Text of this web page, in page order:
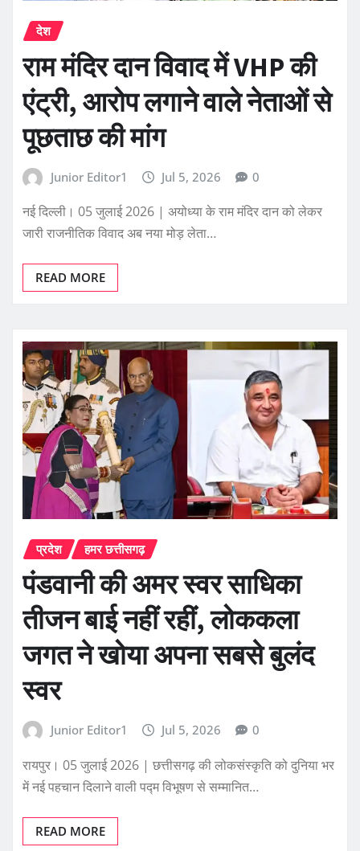
देश
राम मंदिर दान विवाद में VHP की
एंट्री, आरोप लगाने वाले नेताओं से
पूछताछ की मांग
Junior Editor1 Jul 5, 2026 0
नई दिल्ली। 05 जुलाई 2026 | अयोध्या के राम मंदिर दान को लेकर
जारी राजनीतिक विवाद अब नया मोड़ लेता…
READ MORE
प्रदेश हमर छत्तीसगढ़
पंडवानी की अमर स्वर साधिका
तीजन बाई नहीं रहीं, लोककला
जगत ने खोया अपना सबसे बुलंद
स्वर
Junior Editor1 Jul 5, 2026 0
रायपुर। 05 जुलाई 2026 | छत्तीसगढ़ की लोकसंस्कृति को दुनिया भर
में नई पहचान दिलाने वाली पद्म विभूषण से सम्मानित…
READ MORE